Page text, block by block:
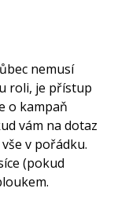
nemusí
roli, je přístup
o kampaň
vám na dotaz
v pořádku.
(pokud